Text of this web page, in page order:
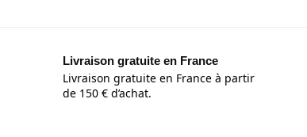
Livraison gratuite en France
Livraison gratuite en France à partir
de 150 € d’achat.